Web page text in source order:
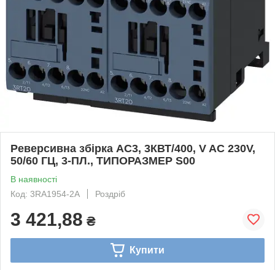
Реверсивна збірка AC3, 3КВТ/400, V AC 230V,
50/60 ГЦ, 3-ПЛ., ТИПОРАЗМЕР S00
В наявності
Код: 3RA1954-2A
Роздріб
3 421,88 ₴
Купити